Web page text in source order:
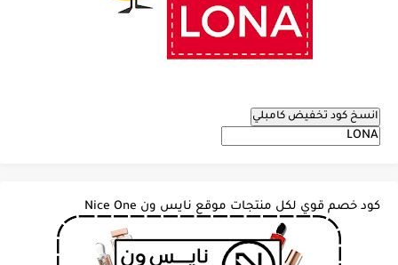
انسخ كود تخفيض كامبلي
كود خصم قوي لكل منتجات موقع نايس ون Nice One